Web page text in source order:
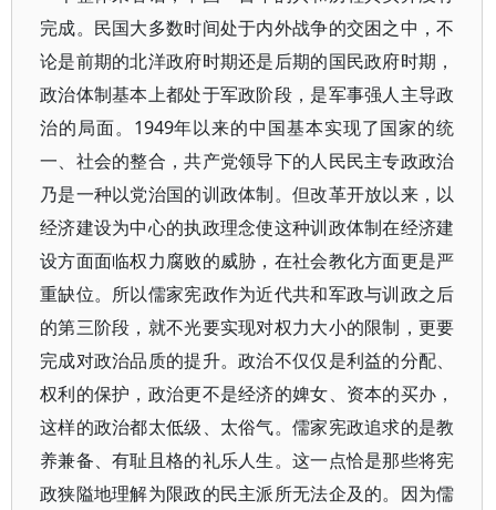
完成。民国大多数时间处于内外战争的交困之中，不
论是前期的北洋政府时期还是后期的国民政府时期，
政治体制基本上都处于军政阶段，是军事强人主导政
治的局面。1949年以来的中国基本实现了国家的统
一、社会的整合，共产党领导下的人民民主专政政治
乃是一种以党治国的训政体制。但改革开放以来，以
经济建设为中心的执政理念使这种训政体制在经济建
设方面面临权力腐败的威胁，在社会教化方面更是严
重缺位。所以儒家宪政作为近代共和军政与训政之后
的第三阶段，就不光要实现对权力大小的限制，更要
完成对政治品质的提升。政治不仅仅是利益的分配、
权利的保护，政治更不是经济的婢女、资本的买办，
这样的政治都太低级、太俗气。儒家宪政追求的是教
养兼备、有耻且格的礼乐人生。这一点恰是那些将宪
政狭隘地理解为限政的民主派所无法企及的。因为儒